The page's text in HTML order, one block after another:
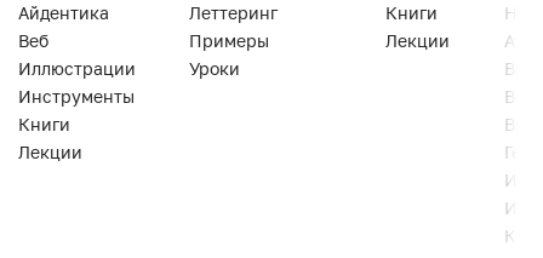
Айдентика
Веб
Иллюстрации
Инструменты
Книги
Лекции
Леттеринг
Примеры
Уроки
Книги
Лекции
Веб